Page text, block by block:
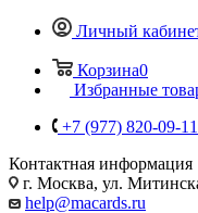
Личный
Корзина0
Избранные
+7 (977) 820-09-11
Контактная информация
г. Москва, ул.
help@macards.ru